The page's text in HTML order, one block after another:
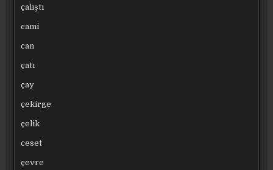
çalıştı
cami
can
çatı
çay
çekirge
çelik
ceset
çevre